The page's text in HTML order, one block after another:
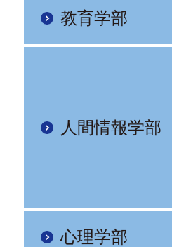
教育学部
人間情報学部
心理学部